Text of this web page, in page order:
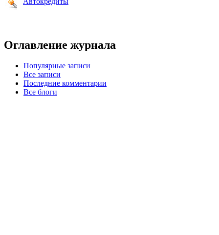
Оглавление журнала
Популярные записи
Все записи
Последние комментарии
Все блоги